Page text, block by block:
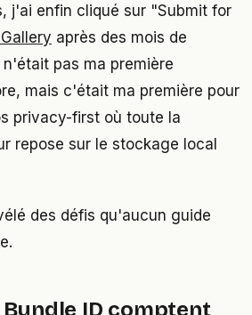
j'ai enfin cliqué sur "Submit for
après des mois de
pas ma première
mais c'était ma première pour
privacy-first où toute la
repose sur le stockage local
des défis qu'aucun guide
Bundle ID comptent